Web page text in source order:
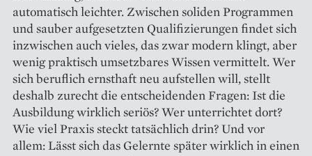
automatisch leichter. Zwischen soliden Programmen
und sauber aufgesetzten Qualifizierungen findet sich
inzwischen auch vieles, das zwar modern klingt, aber
wenig praktisch umsetzbares Wissen vermittelt. Wer
sich beruflich ernsthaft neu aufstellen will, stellt
deshalb zurecht die entscheidenden Fragen: Ist die
Ausbildung wirklich seriös? Wer unterrichtet dort?
Wie viel Praxis steckt tatsächlich drin? Und vor
allem: Lässt sich das Gelernte später wirklich in einen